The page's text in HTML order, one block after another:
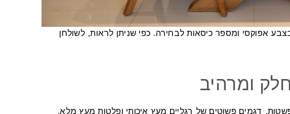
אפוקסי ומספר כיסאות לבחירה. כפי שניתן לראות, לשולחן
ומרהיב
דגמים פשוטים של רגליים מעץ איכותי ופלטות מעץ מלא.